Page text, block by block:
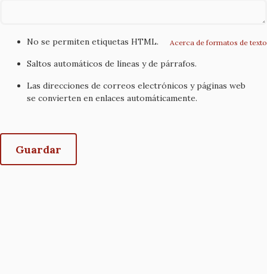
Acerca de formatos de texto
No se permiten etiquetas HTML.
Saltos automáticos de líneas y de párrafos.
Las direcciones de correos electrónicos y páginas web
se convierten en enlaces automáticamente.